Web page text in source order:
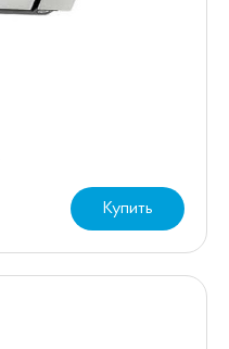
Купить